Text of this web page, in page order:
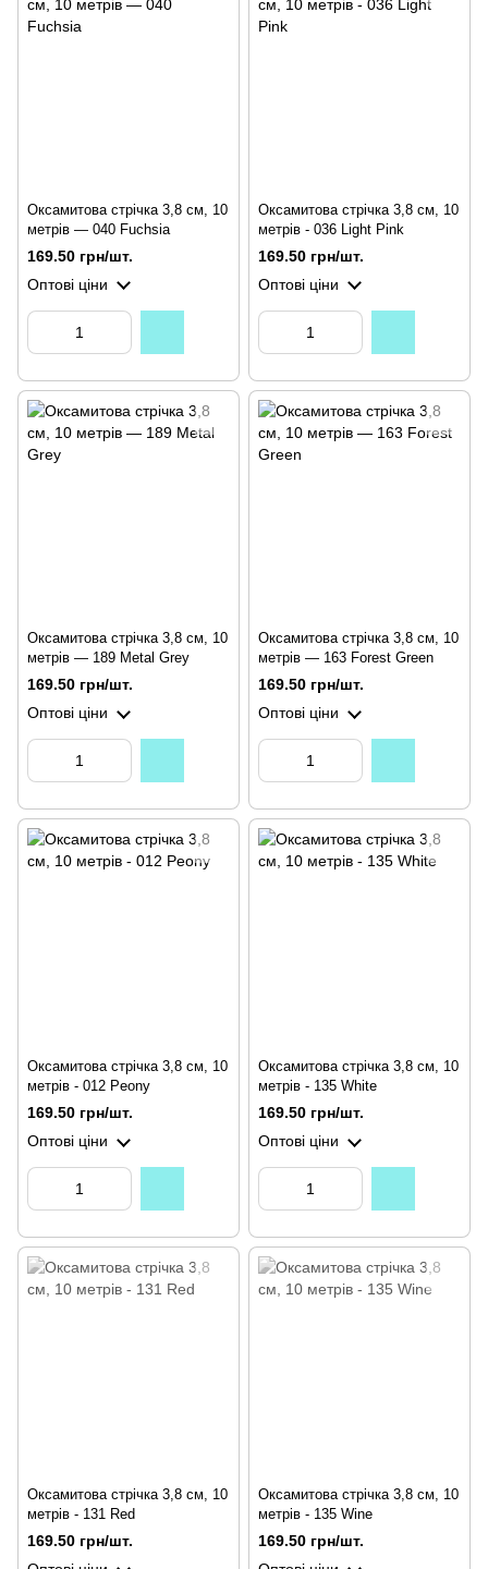
Оксамитова стрічка 3,8 см, 10
метрів — 040 Fuchsia
169.50 грн/шт.
Оптові ціни
Оксамитова стрічка 3,8 см, 10
метрів - 036 Light Pink
169.50 грн/шт.
Оптові ціни
Оксамитова стрічка 3,8 см, 10
метрів — 189 Metal Grey
169.50 грн/шт.
Оптові ціни
Оксамитова стрічка 3,8 см, 10
метрів — 163 Forest Green
169.50 грн/шт.
Оптові ціни
Оксамитова стрічка 3,8 см, 10
метрів - 012 Peony
169.50 грн/шт.
Оптові ціни
Оксамитова стрічка 3,8 см, 10
метрів - 135 White
169.50 грн/шт.
Оптові ціни
Оксамитова стрічка 3,8 см, 10
метрів - 131 Red
169.50 грн/шт.
Оксамитова стрічка 3,8 см, 10
метрів - 135 Wine
169.50 грн/шт.